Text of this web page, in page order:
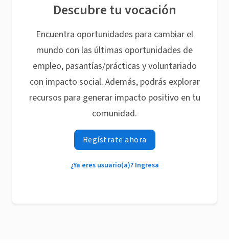
Descubre tu vocación
Encuentra oportunidades para cambiar el
mundo con las últimas oportunidades de
empleo, pasantías/prácticas y voluntariado
con impacto social. Además, podrás explorar
recursos para generar impacto positivo en tu
comunidad.
Regístrate ahora
¿Ya eres usuario(a)? Ingresa